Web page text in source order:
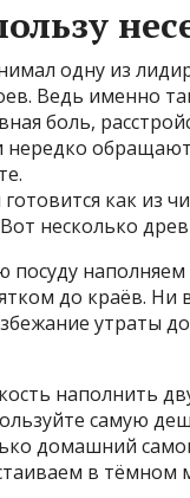
одну из
Ведь именно
боль,
как из
несколько
посуду
до краёв. Ни
утраты
наполнить
самую
домашний
в тёмном